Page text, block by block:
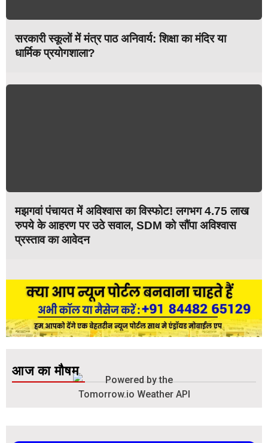
सरकारी स्कूलों में मंत्र पाठ अनिवार्य: शिक्षा का मंदिर या
धार्मिक प्रयोगशाला?
मझगवां पंचायत में अविश्वास का विस्फोट! लगभग 4.75 लाख
रुपये के आहरण पर उठे सवाल, SDM को सौंपा अविश्वास
प्रस्ताव का आवेदन
आज का मौषम